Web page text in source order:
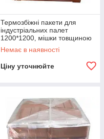
Термозбіжні пакети для
індустріальних палет
1200*1200, мішки товщиною
120 мкм
Немає в наявності
Ціну уточнюйте